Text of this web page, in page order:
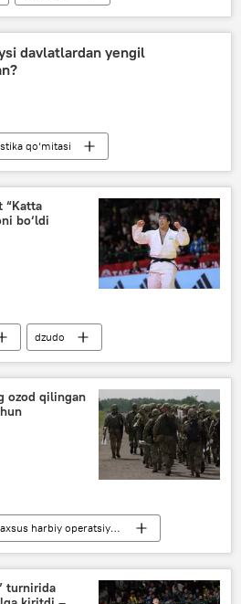
davlatlardan yengil
qo‘mitasi
import
“Katta
bo‘ldi
dzudo
ozod qilingan
Rossiyaning Donbassdagi maxsus harbiy operatsiyasi
Ukraina
turnirida